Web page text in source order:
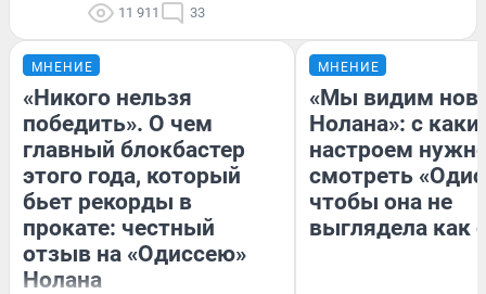
11 911 33
МНЕНИЕ
«Никого нельзя
победить». О чем
главный блокбастер
этого года, который
бьет рекорды в
прокате: честный
отзыв на «Одиссею»
Нолана
МНЕНИЕ
«Мы видим
Нолана»: с
настроем
смотреть
чтобы она не
выглядела как